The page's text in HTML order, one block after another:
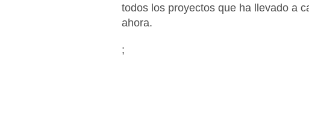
todos los proyectos que ha llevado a
ahora.
;